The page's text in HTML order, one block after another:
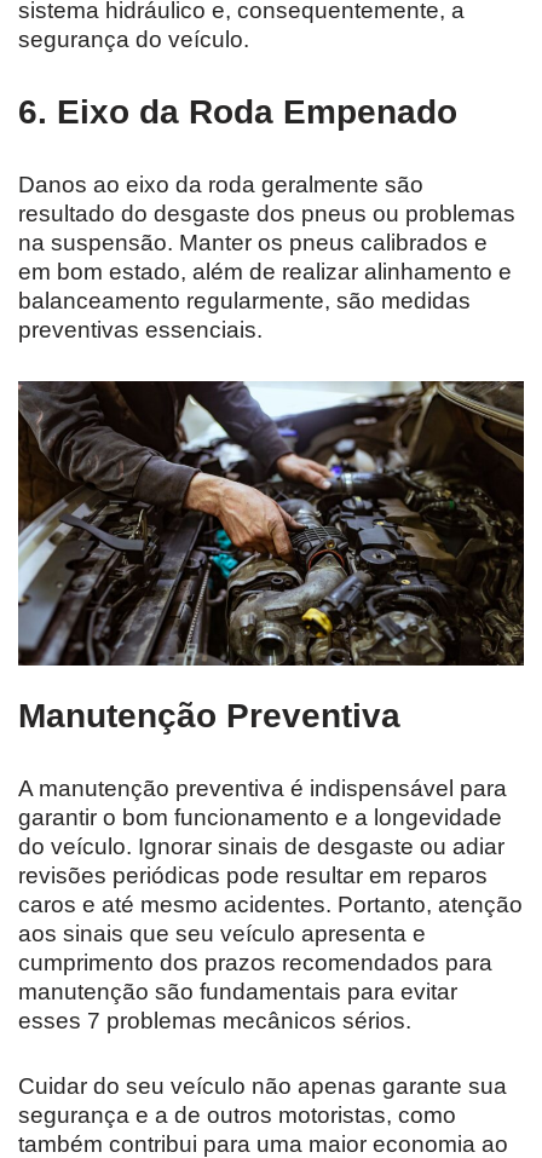
sistema hidráulico e, consequentemente, a
segurança do veículo.
6. Eixo da Roda Empenado
Danos ao eixo da roda geralmente são
resultado do desgaste dos pneus ou problemas
na suspensão. Manter os pneus calibrados e
em bom estado, além de realizar alinhamento e
balanceamento regularmente, são medidas
preventivas essenciais.
Manutenção Preventiva
A manutenção preventiva é indispensável para
garantir o bom funcionamento e a longevidade
do veículo. Ignorar sinais de desgaste ou adiar
revisões periódicas pode resultar em reparos
caros e até mesmo acidentes. Portanto, atenção
aos sinais que seu veículo apresenta e
cumprimento dos prazos recomendados para
manutenção são fundamentais para evitar
esses 7 problemas mecânicos sérios.
Cuidar do seu veículo não apenas garante sua
segurança e a de outros motoristas, como
também contribui para uma maior economia ao